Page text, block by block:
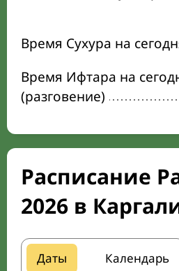
Время Сухура на
Время Ифтара на
(разговение)
Расписание
2026 в
Даты Календарь